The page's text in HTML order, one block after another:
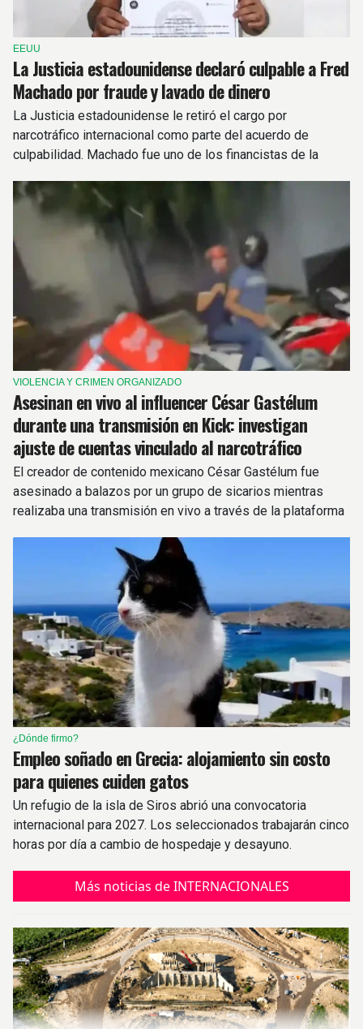
EEUU
La Justicia estadounidense declaró culpable a Fred
Machado por fraude y lavado de dinero
La Justicia estadounidense le retiró el cargo por
narcotráfico internacional como parte del acuerdo de
culpabilidad. Machado fue uno de los financistas de la
VIOLENCIA Y CRIMEN ORGANIZADO
Asesinan en vivo al influencer César Gastélum
durante una transmisión en Kick: investigan
ajuste de cuentas vinculado al narcotráfico
El creador de contenido mexicano César Gastélum fue
asesinado a balazos por un grupo de sicarios mientras
realizaba una transmisión en vivo a través de la plataforma
¿Dónde firmo?
Empleo soñado en Grecia: alojamiento sin costo
para quienes cuiden gatos
Un refugio de la isla de Siros abrió una convocatoria
internacional para 2027. Los seleccionados trabajarán cinco
horas por día a cambio de hospedaje y desayuno.
Más noticias de INTERNACIONALES